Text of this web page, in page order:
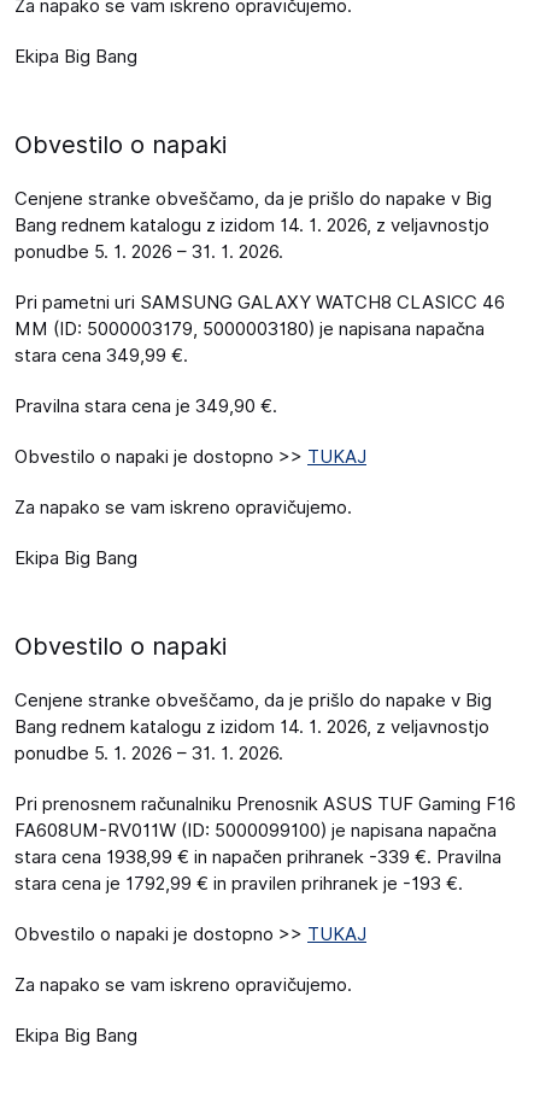
Za napako se vam iskreno opravičujemo.
Ekipa Big Bang
Obvestilo o napaki
Cenjene stranke obveščamo, da je prišlo do napake v Big
Bang rednem katalogu z izidom 14. 1. 2026, z veljavnostjo
ponudbe 5. 1. 2026 – 31. 1. 2026.
Pri pametni uri SAMSUNG GALAXY WATCH8 CLASICC 46
MM (ID: 5000003179, 5000003180) je napisana napačna
stara cena 349,99 €.
Pravilna stara cena je 349,90 €.
Obvestilo o napaki je dostopno >> TUKAJ
Za napako se vam iskreno opravičujemo.
Ekipa Big Bang
Obvestilo o napaki
Cenjene stranke obveščamo, da je prišlo do napake v Big
Bang rednem katalogu z izidom 14. 1. 2026, z veljavnostjo
ponudbe 5. 1. 2026 – 31. 1. 2026.
Pri prenosnem računalniku Prenosnik ASUS TUF Gaming F16
FA608UM-RV011W (ID: 5000099100) je napisana napačna
stara cena 1938,99 € in napačen prihranek -339 €. Pravilna
stara cena je 1792,99 € in pravilen prihranek je -193 €.
Obvestilo o napaki je dostopno >> TUKAJ
Za napako se vam iskreno opravičujemo.
Ekipa Big Bang